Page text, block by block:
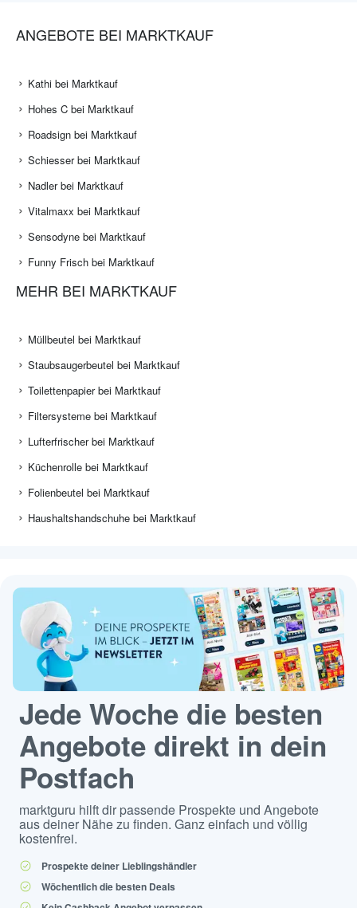
ANGEBOTE BEI MARKTKAUF
Kathi bei Marktkauf
Hohes C bei Marktkauf
Roadsign bei Marktkauf
Schiesser bei Marktkauf
Nadler bei Marktkauf
Vitalmaxx bei Marktkauf
Sensodyne bei Marktkauf
Funny Frisch bei Marktkauf
MEHR BEI MARKTKAUF
Müllbeutel bei Marktkauf
Staubsaugerbeutel bei Marktkauf
Toilettenpapier bei Marktkauf
Filtersysteme bei Marktkauf
Lufterfrischer bei Marktkauf
Küchenrolle bei Marktkauf
Folienbeutel bei Marktkauf
Haushaltshandschuhe bei Marktkauf
Jede Woche die besten
Angebote direkt in dein
Postfach
marktguru hilft dir passende Prospekte und Angebote
aus deiner Nähe zu finden. Ganz einfach und völlig
kostenfrei.
Prospekte deiner Lieblingshändler
Wöchentlich die besten Deals